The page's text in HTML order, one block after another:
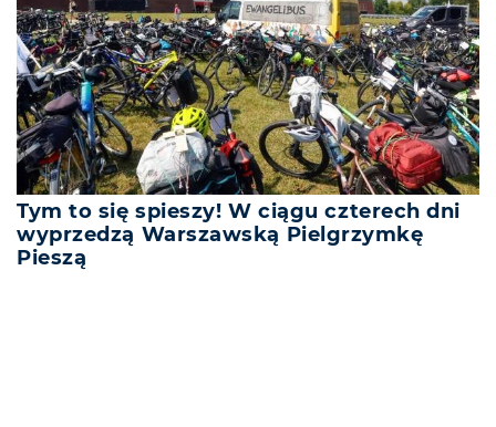
Tym to się spieszy! W ciągu czterech dni
wyprzedzą Warszawską Pielgrzymkę
Pieszą